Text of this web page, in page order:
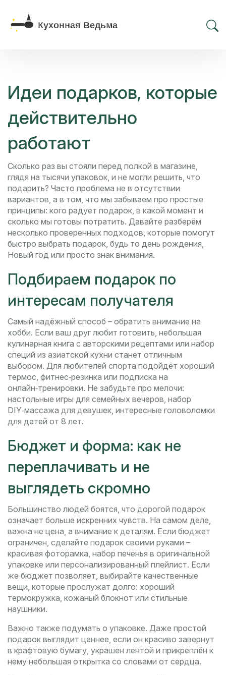
Идеи подарков, которые
действительно
работают
Сколько раз вы стояли перед полкой в магазине,
глядя на тысячи упаковок, и не могли решить, что
подарить? Часто проблема не в отсутствии
вариантов, а в том, что мы забываем про простые
принципы: кого радует подарок, в какой момент и
сколько мы готовы потратить. Давайте разберём
несколько проверенных подходов, которые помогут
быстро выбрать подарок, будь то день рождения,
Новый год или просто знак внимания.
Подбираем подарок по
интересам получателя
Самый надёжный способ – обратить внимание на
хобби. Если ваш друг любит готовить, небольшая
кулинарная книга с авторскими рецептами или набор
специй из азиатской кухни станет отличным
выбором. Для любителей спорта подойдёт хороший
термос, фитнес‑резинка или подписка на
онлайн‑тренировки. Не забудьте про мелочи:
настольные игры для семейных вечеров, набор
DIY‑массажа для девушек, интересные головоломки
для детей от 8 лет.
Бюджет и форма: как не
переплачивать и не
выглядеть скромно
Большинство людей боятся, что дорогой подарок
означает больше искренних чувств. На самом деле,
важна не цена, а внимание к деталям. Если бюджет
ограничен, сделайте подарок своими руками –
красивая фоторамка, набор печенья в оригинальной
упаковке или персонализированный плейлист. Если
же бюджет позволяет, выбирайте качественные
вещи, которые прослужат долго: хороший
термокружка, кожаный блокнот или стильные
наушники.
Важно также подумать о упаковке. Даже простой
подарок выглядит ценнее, если он красиво завернут
в крафтовую бумагу, украшен лентой и прикреплён к
нему небольшая открытка со словами от сердца.